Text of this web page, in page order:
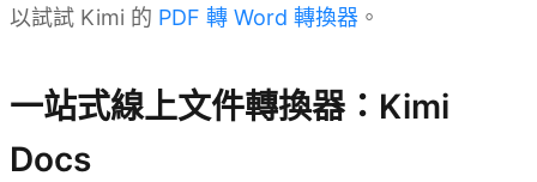
以試試 Kimi 的 PDF 轉 Word 轉換器 。
一站式線上文件轉換器：Kimi
Docs